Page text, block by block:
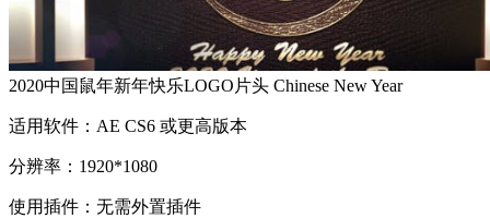
2020中国鼠年新年快乐LOGO片头 Chinese New Year
适用软件：AE CS6 或更高版本
分辨率：1920*1080
使用插件：无需外置插件